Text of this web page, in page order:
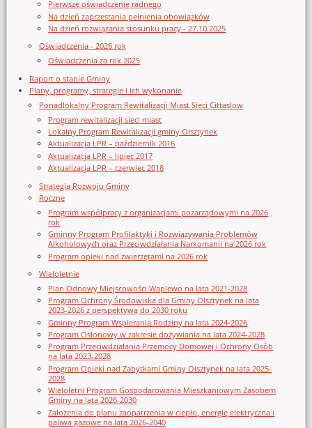
Pierwsze oświadczenie radnego
Na dzień zaprzestania pełnienia obowiązków
Na dzień rozwiązania stosunku pracy - 27.10.2025
Oświadczenia - 2026 rok
Oświadczenia za rok 2025
Raport o stanie Gminy
Plany, programy, strategie i ich wykonanie
Ponadlokalny Program Rewitalizacji Miast Sieci Cittaslow
Program rewitalizacji sieci miast
Lokalny Program Rewitalizacji gminy Olsztynek
Aktualizacja LPR – październik 2016
Aktualizacja LPR – lipiec 2017
Aktualizacja LPR – czerwiec 2018
Strategia Rozwoju Gminy
Roczne
Program współpracy z organizacjami pozarządowymi na 2026
rok
Gminny Program Profilaktyki i Rozwiązywania Problemów
Alkoholowych oraz Przeciwdziałania Narkomanii na 2026 rok
Program opieki nad zwierzętami na 2026 rok
Wieloletnie
Plan Odnowy Miejscowości Waplewo na lata 2021-2028
Program Ochrony Środowiska dla Gminy Olsztynek na lata
2023-2026 z perspektywą do 2030 roku
Gminny Program Wspierania Rodziny na lata 2024-2026
Program Osłonowy w zakresie dożywiania na lata 2024-2028
Program Przeciwdziałania Przemocy Domowej i Ochrony Osób
na lata 2023-2028
Program Opieki nad Zabytkami Gminy Olsztynek na lata 2025-
2028
Wieloletni Program Gospodarowania Mieszkaniowym Zasobem
Gminy na lata 2026-2030
Założenia do planu zaopatrzenia w ciepło, energię elektryczna i
paliwa gazowe na lata 2026-2040